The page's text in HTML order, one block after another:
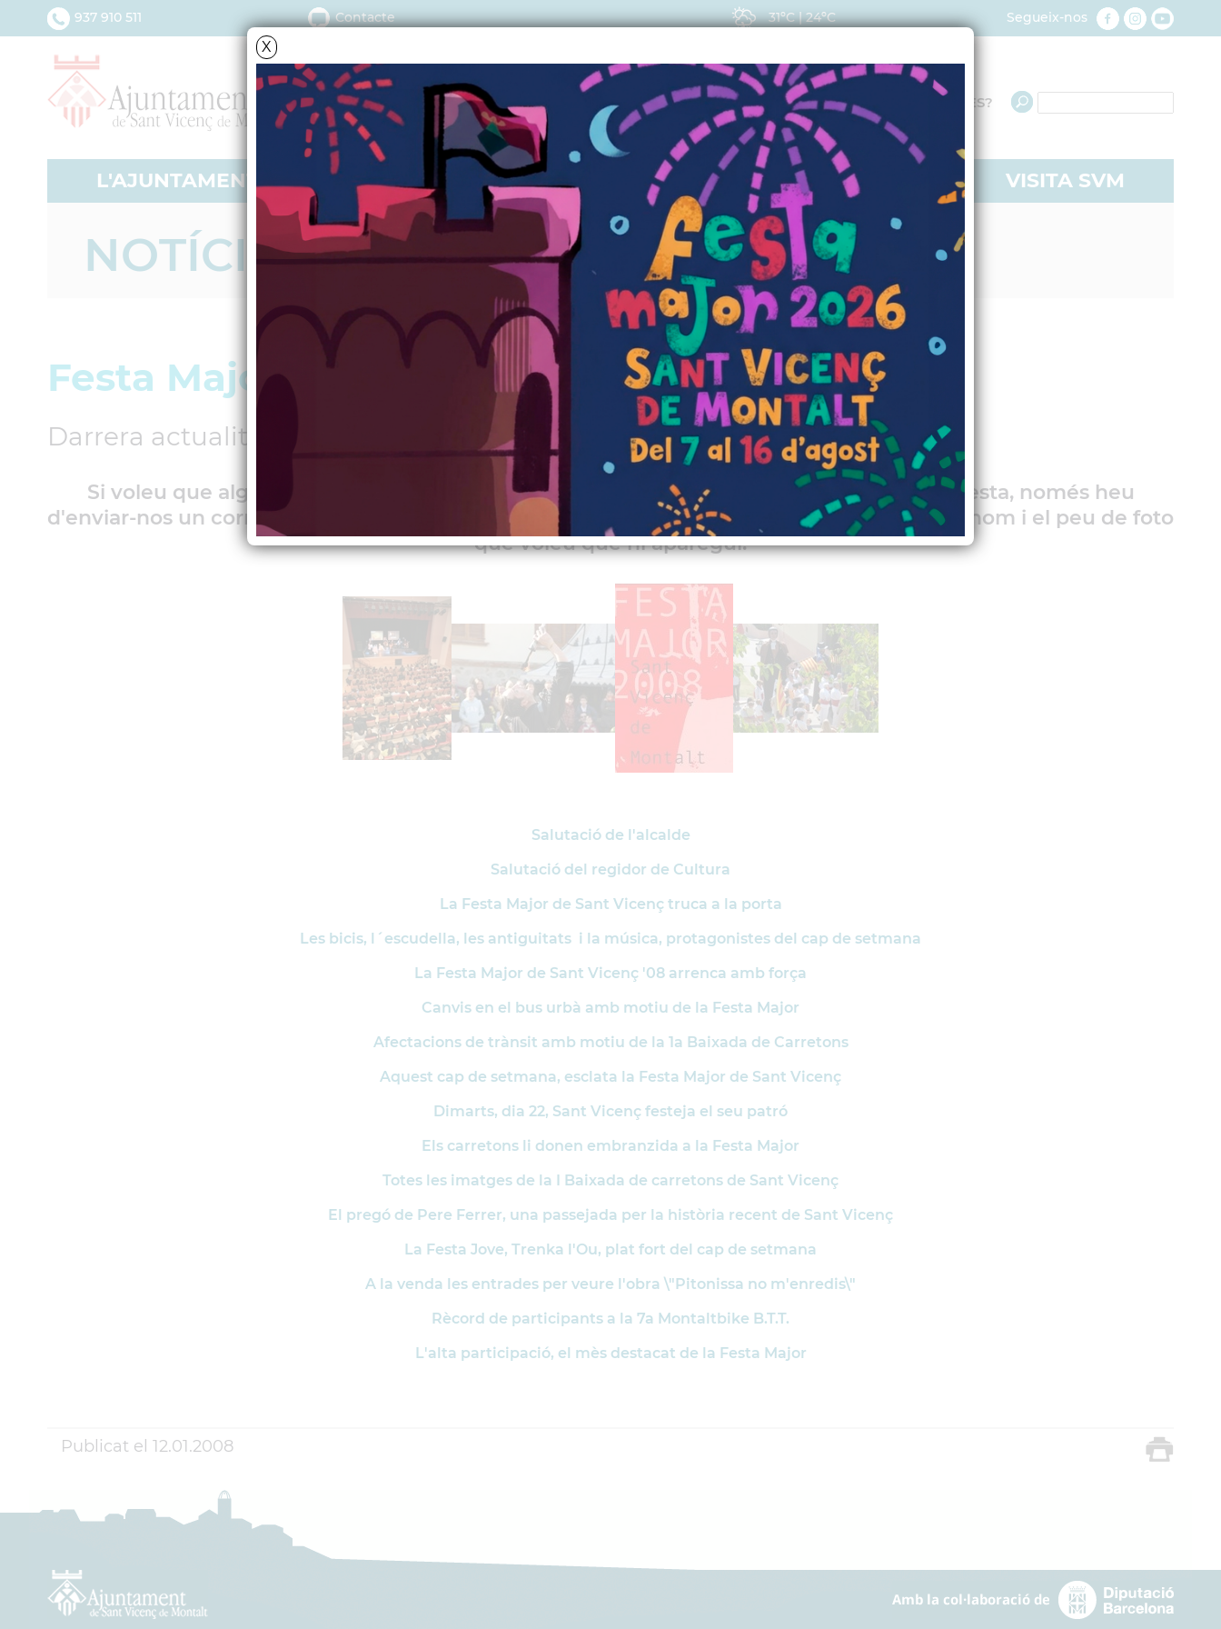
X
L'AJUNTAMENT SERVEIS ACTUALITAT VIURE A SVM VISITA SVM
QUÈ NECESSITES?
937 910 511 Contacte 31ºC|24ºC Segueix-nos
NOTÍCIES - ACTUALITAT
Festa Major d'Hivern 2008
Darrera actualització: 3 de febrer de 2008
Si voleu que algunes de les vostres imatges o vivències formin part de l´Àlbum de la Festa, només heu
d'enviar-nos un correu electrònic a
comunicacio @svmontalt.cat
i fer-hi constar el vostre nom i el peu de foto
que voleu que hi aparegui.
Salutació de l'alcalde
Salutació del regidor de Cultura
La Festa Major de Sant Vicenç truca a la porta
Les bicis, l´escudella, les antiguitats i la música, protagonistes del cap de setmana
La Festa Major de Sant Vicenç '08 arrenca amb força
Canvis en el bus urbà amb motiu de la Festa Major
Afectacions de trànsit amb motiu de la 1a Baixada de Carretons
Aquest cap de setmana, esclata la Festa Major de Sant Vicenç
Dimarts, dia 22, Sant Vicenç festeja el seu patró
Els carretons li donen embranzida a la Festa Major
Totes les imatges de la I Baixada de carretons de Sant Vicenç
El pregó de Pere Ferrer, una passejada per la història recent de Sant Vicenç
La Festa Jove, Trenka l'Ou, plat fort del cap de setmana
A la venda les entrades per veure l'obra \"Pitonissa no m'enredis\"
Rècord de participants a la 7a Montaltbike B.T.T.
L'alta participació, el mès destacat de la Festa Major
Publicat el 12.01.2008